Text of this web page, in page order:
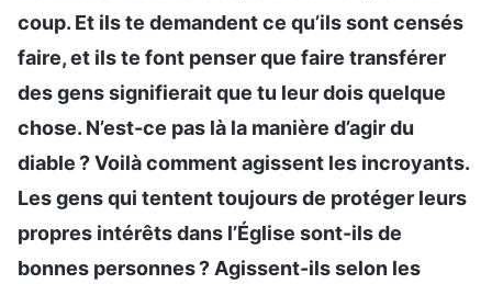
coup. Et ils te demandent ce qu’ils sont censés
faire, et ils te font penser que faire transférer
des gens signifierait que tu leur dois quelque
chose. N’est-ce pas là la manière d’agir du
diable ? Voilà comment agissent les incroyants.
Les gens qui tentent toujours de protéger leurs
propres intérêts dans l’Église sont-ils de
bonnes personnes ? Agissent-ils selon les